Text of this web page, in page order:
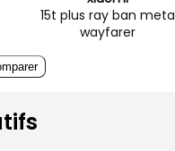
15t plus ray ban meta
wayfarer